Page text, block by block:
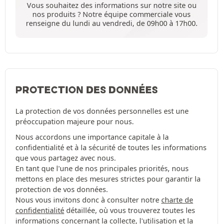
Vous souhaitez des informations sur notre site ou
nos produits ? Notre équipe commerciale vous
renseigne du lundi au vendredi, de 09h00 à 17h00.
PROTECTION DES DONNÉES
La protection de vos données personnelles est une
préoccupation majeure pour nous.
Nous accordons une importance capitale à la
confidentialité et à la sécurité de toutes les informations
que vous partagez avec nous.
En tant que l'une de nos principales priorités, nous
mettons en place des mesures strictes pour garantir la
protection de vos données.
Nous vous invitons donc à consulter notre charte de
confidentialité détaillée, où vous trouverez toutes les
informations concernant la collecte, l'utilisation et la